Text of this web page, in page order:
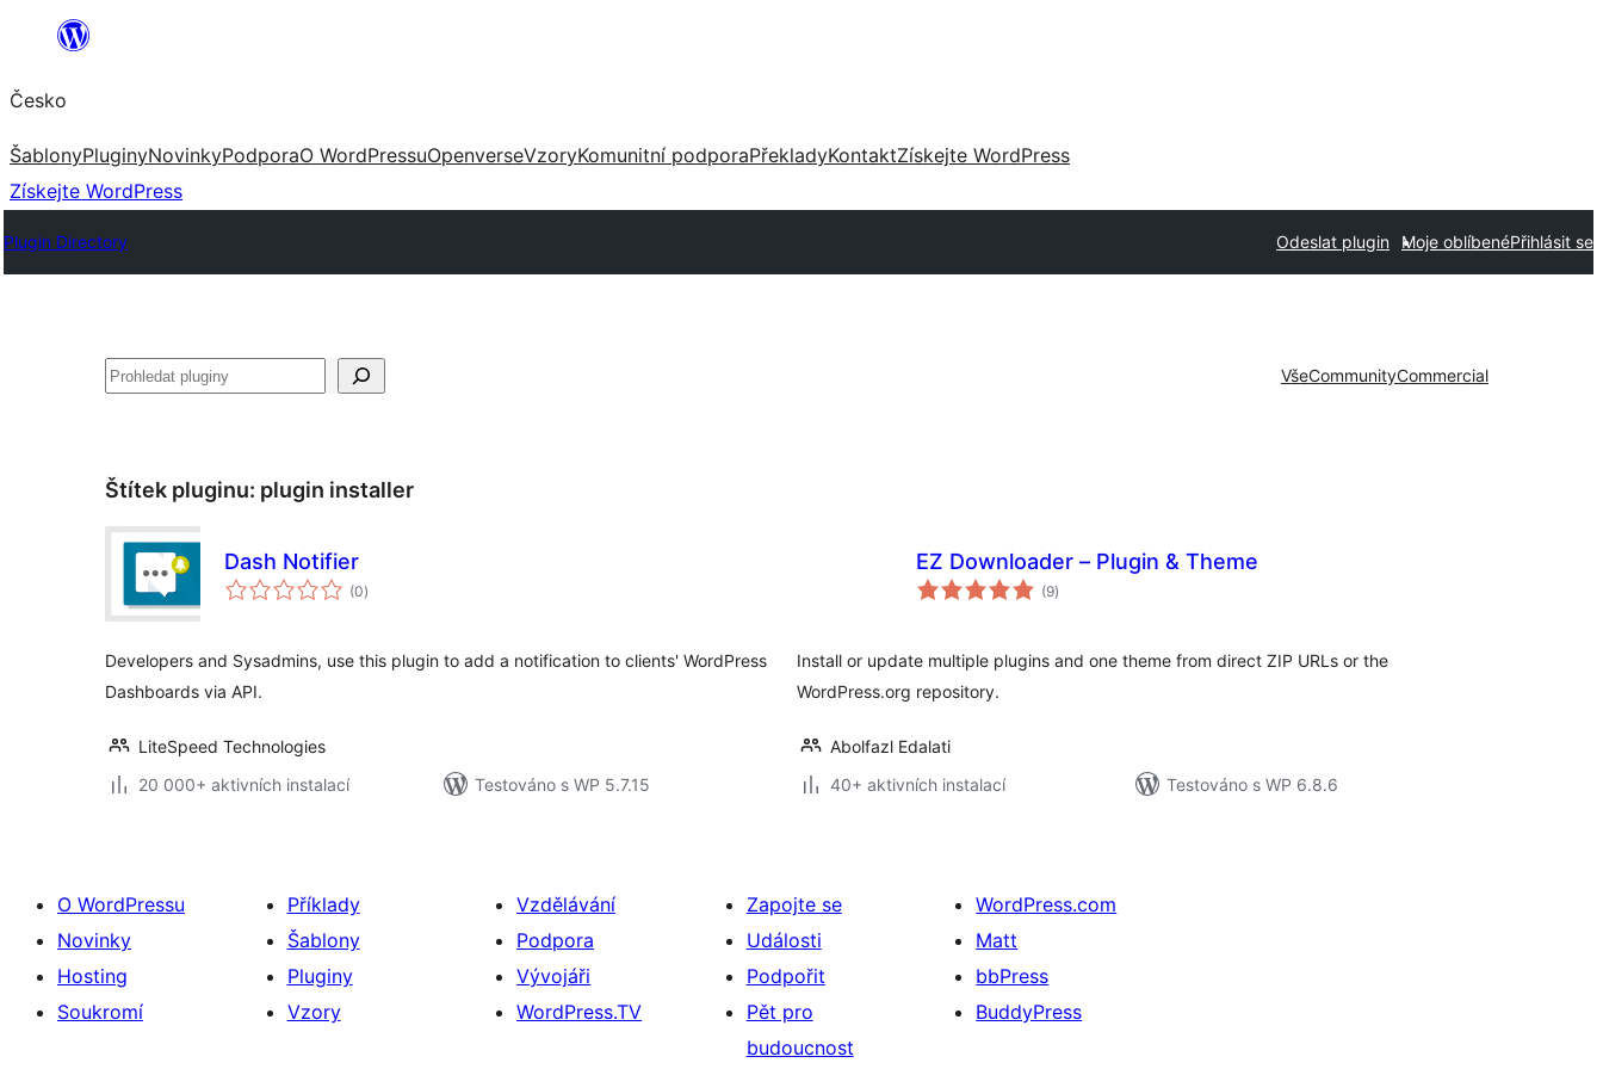
Přeskočit
obsah
Česko
ŠablonyPluginyNovinkyPodporaO WordPressuOpenverseVzoryKomunitní podporaPřekladyKontaktZískejte WordPress
Získejte WordPress
Plugin Directory Odeslat plugin Moje oblíbenéPřihlásit se
Hledat VšeCommunityCommercial
Štítek pluginu: plugin installer
Dash Notifier
(0celkové
hodnocení
)
Developers and Sysadmins, use this plugin to add a notification to clients' WordPress
Dashboards via API.
LiteSpeed Technologies
20 000+ aktivních instalací
Testováno s WP 5.7.15
EZ Downloader – Plugin & Theme
(9celkové
hodnocení
)
Install or update multiple plugins and one theme from direct ZIP URLs or the
WordPress.org repository.
Abolfazl Edalati
40+ aktivních instalací
Testováno s WP 6.8.6
O WordPressu
Novinky
Hosting
Soukromí
Příklady
Šablony
Pluginy
Vzory
Vzdělávání
Podpora
Vývojáři
WordPress.TV
Zapojte se
Události
Podpořit
Pět pro
budoucnost
WordPress.com
Matt
bbPress
BuddyPress